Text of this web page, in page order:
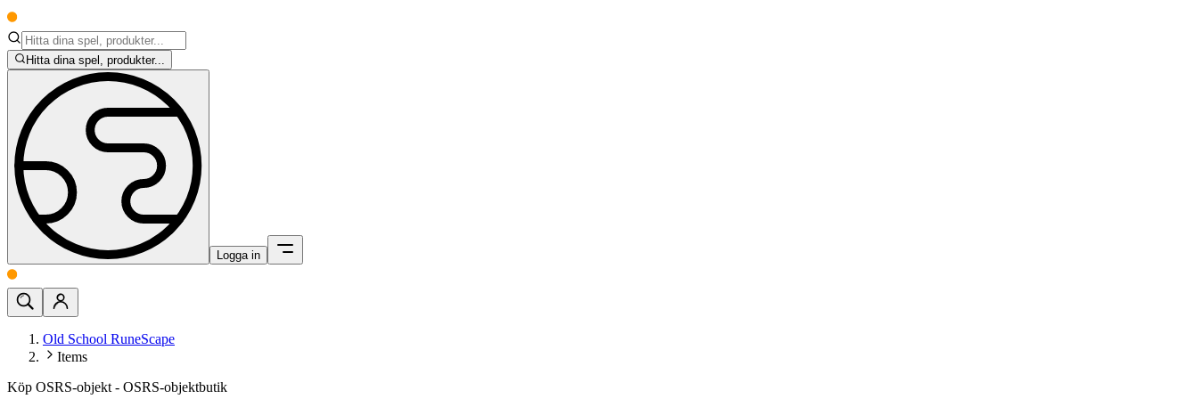
Hitta dina spel, produkter...
Logga in
Old School RuneScape
Items
Köp OSRS-objekt - OSRS-objektbutik